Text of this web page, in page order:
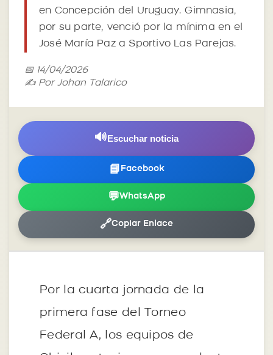
en Concepción del Uruguay. Gimnasia,
por su parte, venció por la mínima en el
José María Paz a Sportivo Las Parejas.
📅 14/04/2026
✍️ Por Johan Talarico
🔊Escuchar noticia
📘 Facebook
💬WhatsApp
🔗Copiar Enlace
Por la cuarta jornada de la
primera fase del Torneo
Federal A, los equipos de